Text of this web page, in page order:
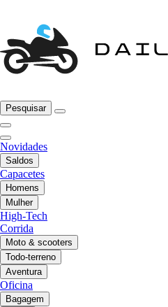
Pesquisar
Novidades
Saldos
Capacetes
Homens
Mulher
High-Tech
Corrida
Moto & scooters
Todo-terreno
Aventura
Oficina
Bagagem